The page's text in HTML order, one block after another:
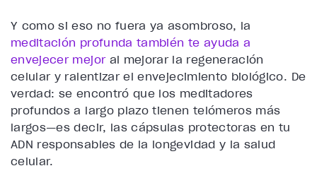
Y como si eso no fuera ya asombroso, la
meditación profunda también te ayuda a
envejecer mejoral mejorar la regeneración
celular y ralentizar el envejecimiento biológico. De
verdad: se encontró que los meditadores
profundos a largo plazo tienen telómeros más
largos—es decir, las cápsulas protectoras en tu
ADN responsables de la longevidad y la salud
celular.